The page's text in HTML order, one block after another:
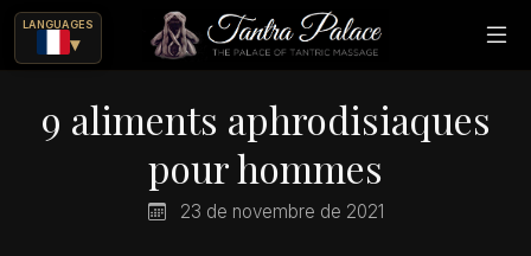
LANGUAGES
▾
9 aliments aphrodisiaques
pour hommes
23 de novembre de 2021